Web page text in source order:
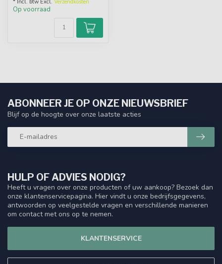
* Incl. btw Excl. Verzendkosten
Op voorraad
HULP OF ADVIES NODIG?
Heeft u vragen over onze producten of uw aankoop? Bezoek dan
onze klantenservicepagina. Hier vindt u onze bedrijfsgegevens,
antwoorden op veelgestelde vragen en verschillende manieren
om contact met ons op te nemen.
KLANTENSERVICE
ABONNEER JE OP ONZE NIEUWSBRIEF
Blijf op de hoogte over onze laatste acties